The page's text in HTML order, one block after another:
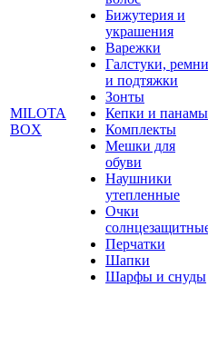
MILOTA
BOX
Бижутерия и
украшения
Варежки
Галстуки, ремни
и подтяжки
Зонты
Кепки и панамы
Комплекты
Мешки для
обуви
Наушники
утепленные
Очки
Перчатки
Шапки
Шарфы и снуды